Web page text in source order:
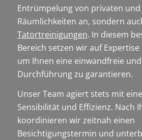
Entrümpelung von privaten
Räumlichkeiten an, sondern
Tatortreinigungen. In diesem
Bereich setzen wir auf
um Ihnen eine einwandfreie
Durchführung zu garantieren.
Unser Team agiert stets mit
Sensibilität und Effizienz. Nach
koordinieren wir zeitnah einen
Besichtigungstermin und